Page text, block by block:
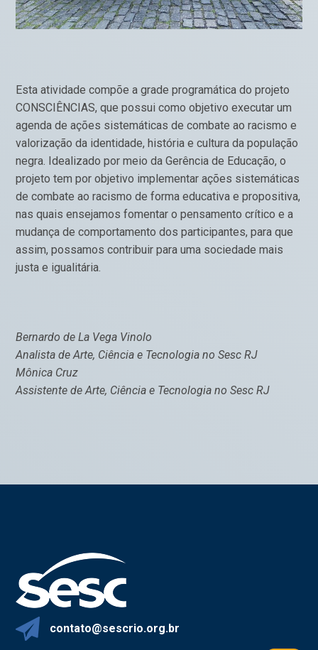
Esta atividade compõe a grade programática do projeto
CONSCIÊNCIAS, que possui como objetivo executar um
agenda de ações sistemáticas de combate ao racismo e
valorização da identidade, história e cultura da população
negra. Idealizado por meio da Gerência de Educação, o
projeto tem por objetivo implementar ações sistemáticas
de combate ao racismo de forma educativa e propositiva,
nas quais ensejamos fomentar o pensamento crítico e a
mudança de comportamento dos participantes, para que
assim, possamos contribuir para uma sociedade mais
justa e igualitária.
Bernardo de La Vega Vinolo
Analista de Arte, Ciência e Tecnologia no Sesc RJ
Mônica Cruz
Assistente de Arte, Ciência e Tecnologia no Sesc RJ
contato@sescrio.org.br